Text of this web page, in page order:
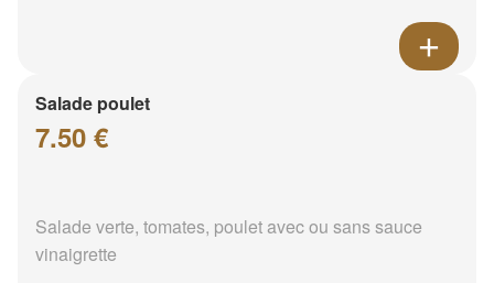
Salade poulet
7.50 €
Salade verte, tomates, poulet avec ou sans sauce
vinaigrette